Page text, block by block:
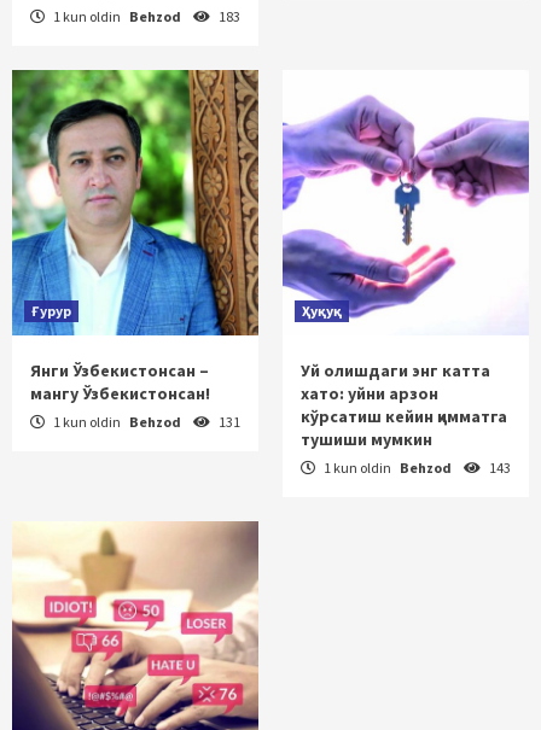
1 kun oldin Behzod 183
Ғурур
Янги Ўзбекистонсан –
мангу Ўзбекистонсан!
1 kun oldin Behzod 131
Ҳуқуқ
Уй олишдаги энг катта
хато: уйни арзон
кўрсатиш кейин қимматга
тушиши мумкин
1 kun oldin Behzod 143